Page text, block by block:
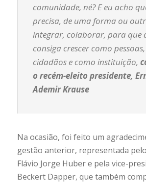
comunidade, né? E eu acho
precisa, de uma forma ou
integrar, colaborar, para que
consiga crescer como
cidadãos e como instituição,
o recém-eleito presidente,
Ademir Krause
Na ocasião, foi feito um
gestão anterior, representada
Flávio Jorge Huber e pela vice-
Beckert Dapper, que também